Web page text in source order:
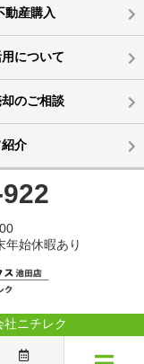
動産購入
について
のご相談
介
始休暇あり
ニチレク